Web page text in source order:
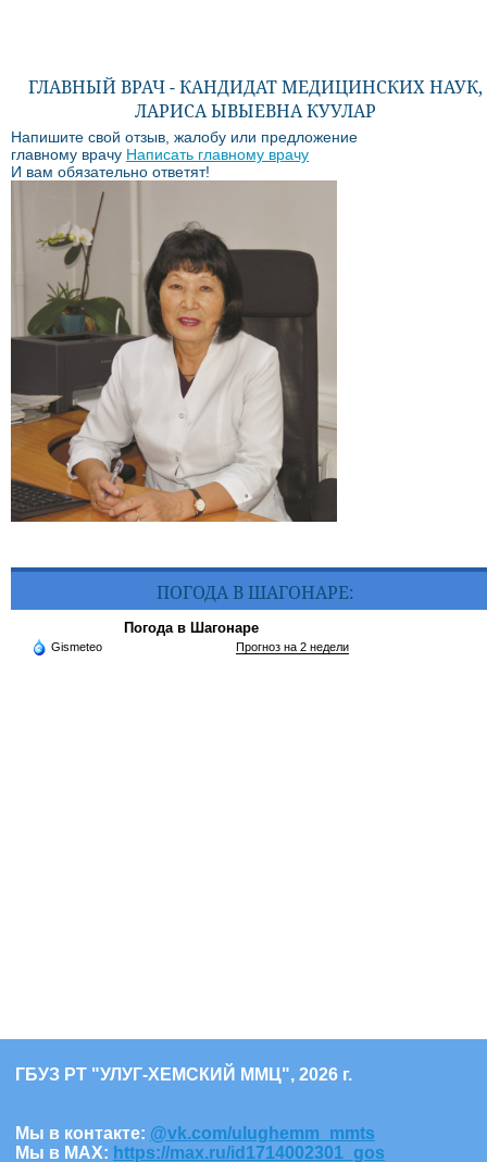
ГЛАВНЫЙ ВРАЧ - КАНДИДАТ МЕДИЦИНСКИХ НАУК,
ЛАРИСА ЫВЫЕВНА КУУЛАР
Напишите свой отзыв, жалобу или предложение
главному врачу Написать главному врачу
И вам обязательно ответят!
ПОГОДА В ШАГОНАРЕ:
Погода в Шагонаре
Gismeteo Прогноз на 2 недели
ГБУЗ РТ "УЛУГ-ХЕМСКИЙ ММЦ", 2026 г.
Мы в контакте: @vk.com/ulughemm_mmts
Мы в МАХ: https://max.ru/id1714002301_gos